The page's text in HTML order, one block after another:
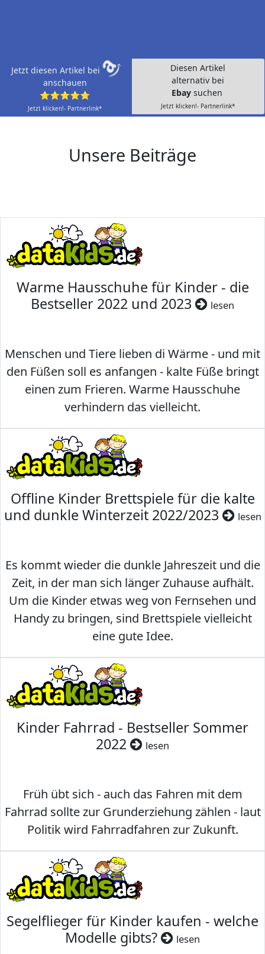
Jetzt diesen Artikel bei
anschauen
⭐⭐⭐⭐⭐
Jetzt klicken!- Partnerlink*
Diesen Artikel
alternativ bei
Ebay suchen
Jetzt klicken!- Partnerlink*
Unsere Beiträge
Warme Hausschuhe für Kinder - die
Bestseller 2022 und 2023
lesen
Menschen und Tiere lieben di Wärme - und mit
den Füßen soll es anfangen - kalte Füße bringt
einen zum Frieren. Warme Hausschuhe
verhindern das vielleicht.
Offline Kinder Brettspiele für die kalte
und dunkle Winterzeit 2022/2023
lesen
Es kommt wieder die dunkle Jahreszeit und die
Zeit, in der man sich länger Zuhause aufhält.
Um die Kinder etwas weg von Fernsehen und
Handy zu bringen, sind Brettspiele vielleicht
eine gute Idee.
Kinder Fahrrad - Bestseller Sommer
2022
lesen
Früh übt sich - auch das Fahren mit dem
Fahrrad sollte zur Grunderziehung zählen - laut
Politik wird Fahrradfahren zur Zukunft.
Segelflieger für Kinder kaufen - welche
Modelle gibts?
lesen